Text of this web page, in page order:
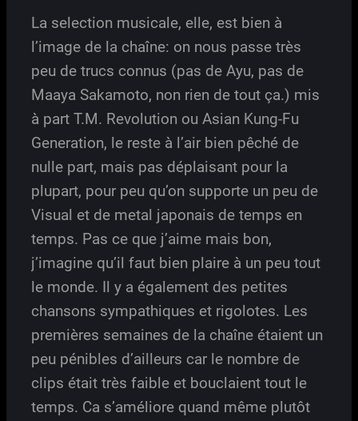
La selection musicale, elle, est bien à
l’image de la chaîne: on nous passe très
peu de trucs connus (pas de Ayu, pas de
Maaya Sakamoto, non rien de tout ça.) mis
à part T.M. Revolution ou Asian Kung-Fu
Generation, le reste à l’air bien pêché de
nulle part, mais pas déplaisant pour la
plupart, pour peu qu’on supporte un peu de
Visual et de metal japonais de temps en
temps. Pas ce que j’aime mais bon,
j’imagine qu’il faut bien plaire à un peu tout
le monde. Il y a également des petites
chansons sympathiques et rigolotes. Les
premières semaines de la chaîne étaient un
peu pénibles d’ailleurs car le nombre de
clips était très faible et bouclaient tout le
temps. Ca s’améliore quand même plutôt